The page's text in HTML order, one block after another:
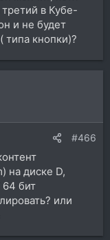
в Кубе-
и не будет
типа кнопки)?
#466
на диске D,
64 бит
или